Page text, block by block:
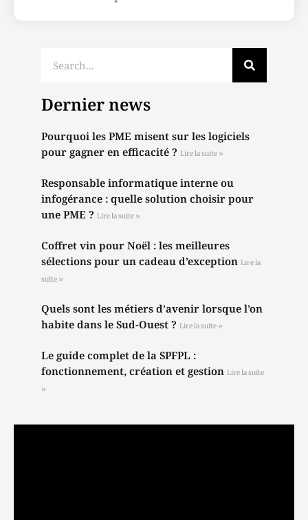
Dernier news
Pourquoi les PME misent sur les logiciels
pour gagner en efficacité ? Lire la suite »
Responsable informatique interne ou
infogérance : quelle solution choisir pour
une PME ? Lire la suite »
Coffret vin pour Noël : les meilleures
sélections pour un cadeau d’exception Lire la
suite »
Quels sont les métiers d’avenir lorsque l’on
habite dans le Sud-Ouest ? Lire la suite »
Le guide complet de la SPFPL :
fonctionnement, création et gestion Lire la suite
»